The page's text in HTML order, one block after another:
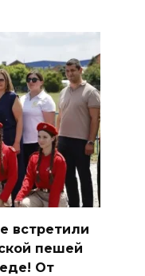
встретили
пешей
От